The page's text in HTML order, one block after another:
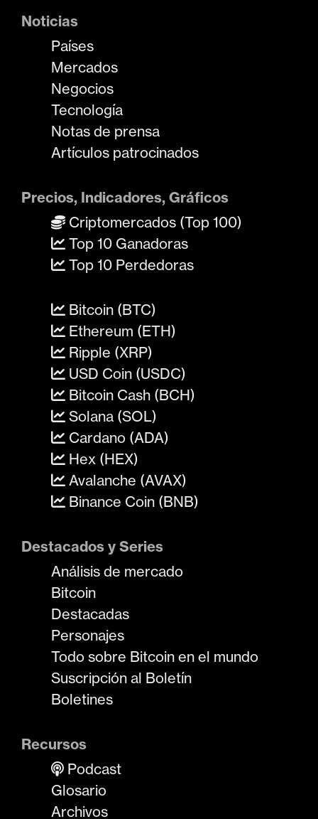
Noticias
Países
Mercados
Negocios
Tecnología
Notas de prensa
Artículos patrocinados
Precios, Indicadores, Gráficos
Criptomercados (Top 100)
Top 10 Ganadoras
Top 10 Perdedoras
Bitcoin (BTC)
Ethereum (ETH)
Ripple (XRP)
USD Coin (USDC)
Bitcoin Cash (BCH)
Solana (SOL)
Cardano (ADA)
Hex (HEX)
Avalanche (AVAX)
Binance Coin (BNB)
Destacados y Series
Análisis de mercado
Bitcoin
Destacadas
Personajes
Todo sobre Bitcoin en el mundo
Suscripción al Boletín
Boletines
Recursos
Podcast
Glosario
Archivos